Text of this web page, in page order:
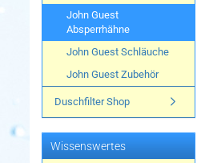
John Guest
Absperrhähne
John Guest Schläuche
John Guest Zubehör
Duschfilter Shop
Wissenswertes